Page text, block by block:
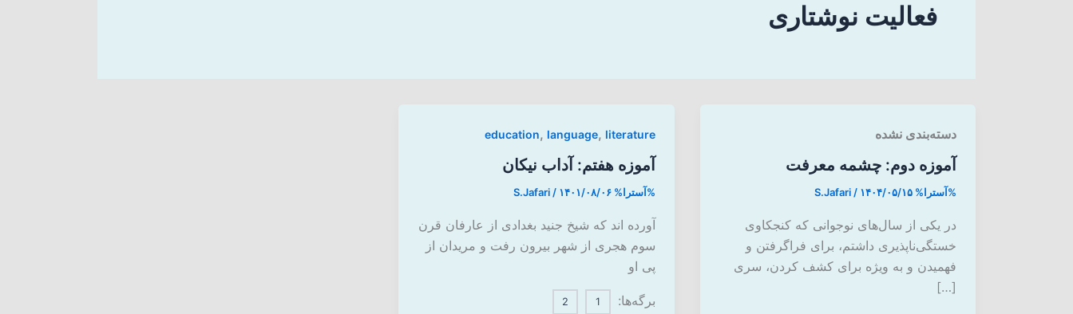
فعالیت نوشتاری
دسته‌بندی نشده
آموزه دوم: چشمه معرفت
%آسترا% S.Jafari / ۱۴۰۴/۰۵/۱۵
در یکی از سال‌های نوجوانی که کنجکاوی
خستگی‌ناپذیری داشتم، برای فراگرفتن و
فهمیدن و به ویژه برای کشف کردن، سری
[…]
education, language, literature
آموزه هفتم: آداب نیکان
%آسترا% S.Jafari / ۱۴۰۱/۰۸/۰۶
آورده­ اند که شیخ جنید بغدادی از عارفان قرن
سوم هجری از شهر بیرون رفت و مریدان از
پی او
برگه‌ها: 1
2